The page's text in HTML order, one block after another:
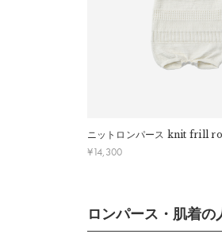
ニットロンパース knit frill
¥14,300
ロンパース・肌着の